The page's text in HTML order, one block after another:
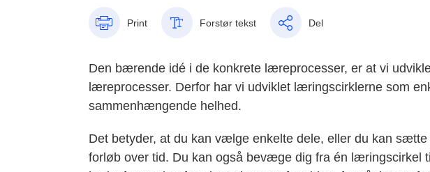
Print Forstør tekst Del
Den bærende idé i de konkrete læreprocesser, er at vi
læreprocesser. Derfor har vi udviklet læringscirklerne som
sammenhængende helhed.
Det betyder, at du kan vælge enkelte dele, eller du kan
forløb over tid. Du kan også bevæge dig fra én læringscirkel